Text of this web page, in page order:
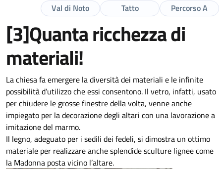
Percorso A
Tatto
Val di Noto
[3]Quanta ricchezza di
materiali!
La chiesa fa emergere la diversità dei materiali e le infinite
possibilità d’utilizzo che essi consentono. Il vetro, infatti, usato
per chiudere le grosse finestre della volta, venne anche
impiegato per la decorazione degli altari con una lavorazione a
imitazione del marmo.
Il legno, adeguato per i sedili dei fedeli, si dimostra un ottimo
materiale per realizzare anche splendide sculture lignee come
la Madonna posta vicino l’altare.